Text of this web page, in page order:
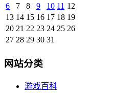
6
7 8 9 10 11 12
13 14 15 16 17 18 19
20 21 22 23 24 25 26
27 28 29 30 31
网站分类
游戏百科